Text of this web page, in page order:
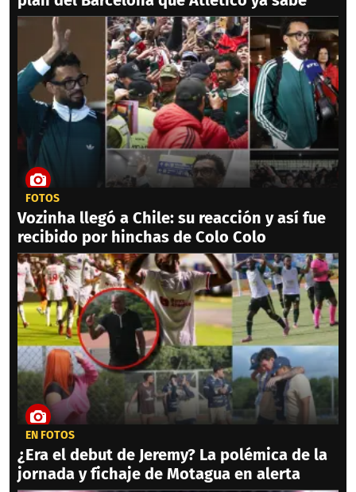
FOTOS
Vozinha llegó a Chile: su reacción y así fue
recibido por hinchas de Colo Colo
EN FOTOS
¿Era el debut de Jeremy? La polémica de la
jornada y fichaje de Motagua en alerta